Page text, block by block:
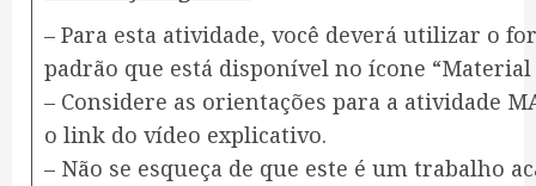
– Para esta atividade, você deverá utilizar o
padrão que está disponível no ícone “Material
– Considere as orientações para a atividade
o link do vídeo explicativo.
– Não se esqueça de que este é um trabalho